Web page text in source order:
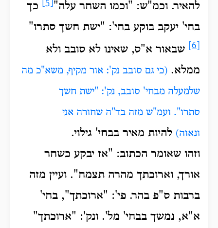
להאיר. וכמ"ש: "וכמו השחר עלה"
כך
בחי' יעקב בוקע בחי': "ישת חשך סתרו"
שבאור א"ס, שאינו לא סובב ולא
ממלא. (כי גם סובב נק': אור מקיף, משא"כ מה
שלמעלה מבחי' סובב, נק': "ישת חשך
סתרו". ועמ"ש מזה בד"ה שחורה אני
ונאוה) להיות מאיר בבחי' גילוי.
וזהו שאומר הכתוב: "אז יבקע כשחר
אורך, וארוכתך מהרה תצמח". ועיין מזה
ברבות ס"פ בהר. פי': "ארוכתך", בחי'
א"א, נמשך בבחי' מל'. ונק': "ארוכתך"